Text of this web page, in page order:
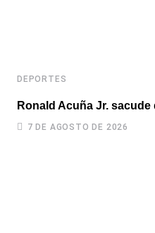
DEPORTES
Ronald Acuña Jr.
7 DE AGOSTO DE 2026